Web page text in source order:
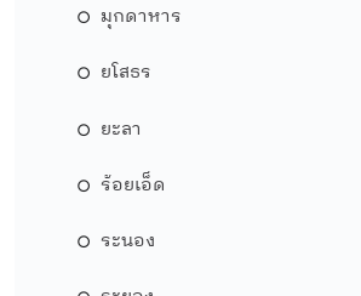
มุกดาหาร
ยโสธร
ยะลา
ร้อยเอ็ด
ระนอง